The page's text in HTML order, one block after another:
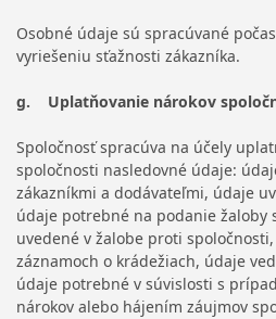
Osobné údaje sú spracúvané
vyriešeniu sťažnosti zákazníka.
g. Uplatňovanie nárokov
Spoločnosť spracúva na účely
spoločnosti nasledovné údaje:
zákazníkmi a dodávateľmi, údaje
údaje potrebné na podanie žaloby
uvedené v žalobe proti
záznamoch o krádežiach, údaje
údaje potrebné v súvislosti s
nárokov alebo hájením záujmov